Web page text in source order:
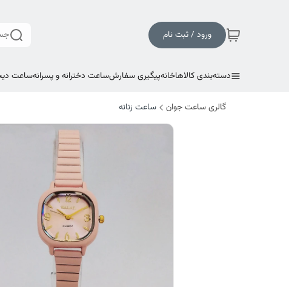
ورود / ثبت نام
دسته‌بندی کالاهاخانهپیگیری سفارشساعت دخترانه و پسرانهساعت
گالری ساعت جوان ساعت زنانه